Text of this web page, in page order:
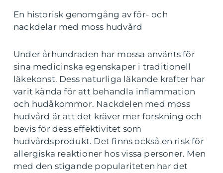
En historisk genomgång av för- och
nackdelar med moss hudvård
Under århundraden har mossa använts för
sina medicinska egenskaper i traditionell
läkekonst. Dess naturliga läkande krafter har
varit kända för att behandla inflammation
och hudåkommor. Nackdelen med moss
hudvård är att det kräver mer forskning och
bevis för dess effektivitet som
hudvårdsprodukt. Det finns också en risk för
allergiska reaktioner hos vissa personer. Men
med den stigande populariteten har det